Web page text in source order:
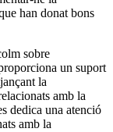
han donat bons
sobre
un suport
la
amb la
dedica una atenció
amb la